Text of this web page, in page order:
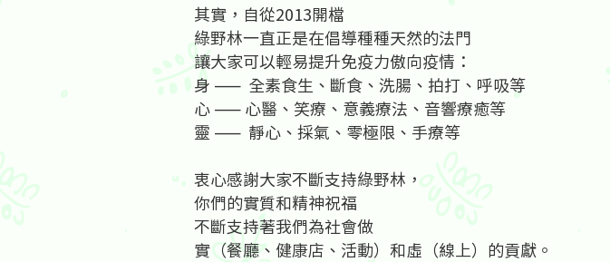
其實，自從2013開檔
綠野林一直正是在倡導種種天然的法門
讓大家可以輕易提升免疫力傲向疫情：
身 —— 全素食生、斷食、洗腸、拍打、呼吸等
心 —— 心醫、笑療、意義療法、音響療癒等
靈 —— 靜心、採氣、零極限、手療等
衷心感謝大家不斷支持綠野林，
你們的實質和精神祝福
不斷支持著我們為社會做
實（餐廳、健康店、活動）和虛（線上）的貢獻。